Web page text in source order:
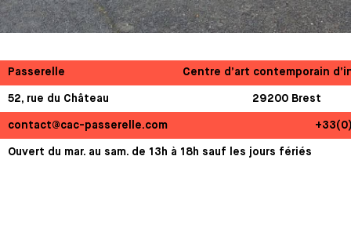
Passerelle Centre d’art contemporain
52, rue du Château 29200 Brest
contact@cac-passerelle.com
Ouvert du mar. au sam. de 13h à 18h sauf les jours fériés